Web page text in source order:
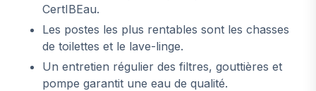
CertIBEau.
Les postes les plus rentables sont les chasses
de toilettes et le lave-linge.
Un entretien régulier des filtres, gouttières et
pompe garantit une eau de qualité.